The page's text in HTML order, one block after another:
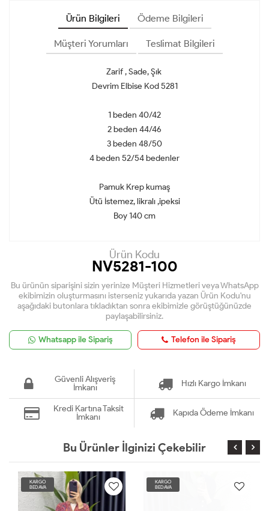
Ürün Bilgileri Ödeme Bilgileri
Müşteri Yorumları Teslimat Bilgileri
Zarif , Sade, Şık
Devrim Elbise Kod 5281
1 beden 40/42
2 beden 44/46
3 beden 48/50
4 beden 52/54 bedenler
Pamuk Krep kumaş
Ütü İstemez, likralı ,ipeksi
Boy 140 cm
Ürün Kodu
NV5281-100
Bu ürünün siparişini sizin yerinize Müşteri Hizmetleri veya WhatsApp
ekibimizin oluşturmasını isterseniz yukarıda yazan Ürün Kodu'nu
aşağıdaki butonlara tıkladıktan sonra ekibimizle görüştüğünüzde
paylaşabilirsiniz.
Whatsapp ile Sipariş Telefon ile Sipariş
Güvenli Alışveriş
İmkanı
Hızlı Kargo İmkanı
Kredi Kartına Taksit
İmkanı
Kapıda Ödeme İmkanı
Bu Ürünler İlginizi Çekebilir
KARGO
BEDAVA
KARGO
BEDAVA